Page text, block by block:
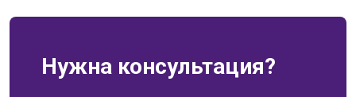
Нужна консультация?